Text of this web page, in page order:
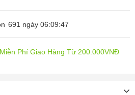
691 ngày 06:09:45
Miễn Phí Giao Hàng Từ 200.000VNĐ